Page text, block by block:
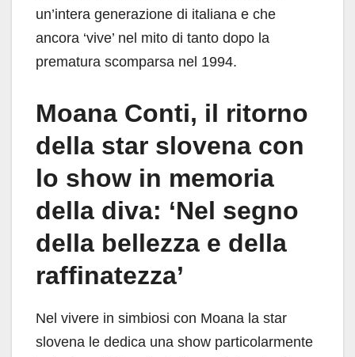
un’intera generazione di italiana e che
ancora ‘vive’ nel mito di tanto dopo la
prematura scomparsa nel 1994.
Moana Conti, il ritorno
della star slovena con
lo show in memoria
della diva: ‘Nel segno
della bellezza e della
raffinatezza’
Nel vivere in simbiosi con Moana la star
slovena le dedica una show particolarmente